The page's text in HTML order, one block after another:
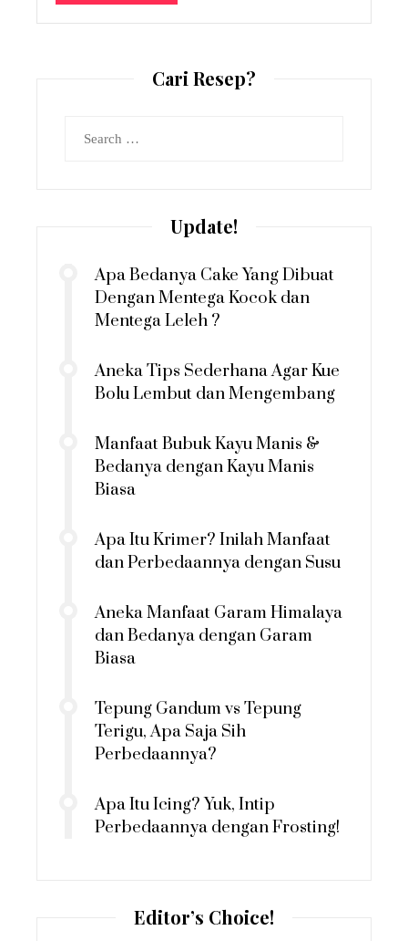
Cari Resep?
Update!
Apa Bedanya Cake Yang Dibuat
Dengan Mentega Kocok dan
Mentega Leleh ?
Aneka Tips Sederhana Agar Kue
Bolu Lembut dan Mengembang
Manfaat Bubuk Kayu Manis &
Bedanya dengan Kayu Manis
Biasa
Apa Itu Krimer? Inilah Manfaat
dan Perbedaannya dengan Susu
Aneka Manfaat Garam Himalaya
dan Bedanya dengan Garam
Biasa
Tepung Gandum vs Tepung
Terigu, Apa Saja Sih
Perbedaannya?
Apa Itu Icing? Yuk, Intip
Perbedaannya dengan Frosting!
Editor’s Choice!